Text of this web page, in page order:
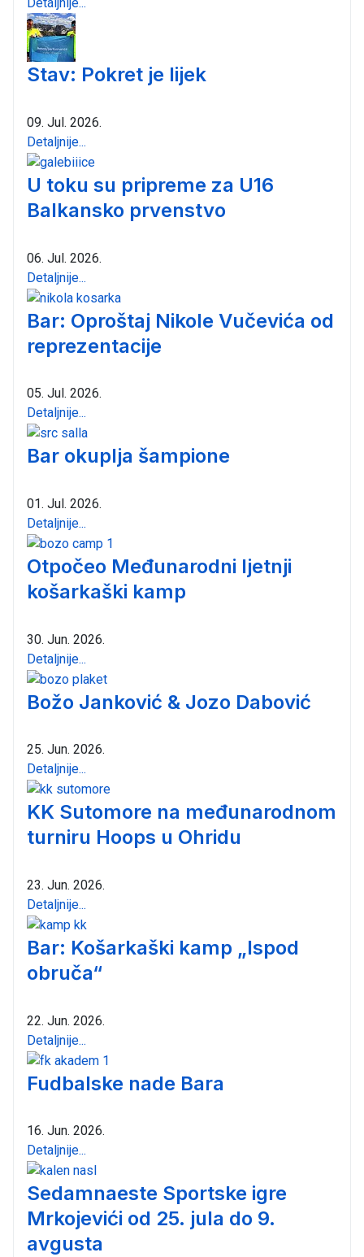
Stav: Pokret je lijek
09. Jul. 2026.
Detaljnije...
U toku su pripreme za U16
Balkansko prvenstvo
06. Jul. 2026.
Detaljnije...
Bar: Oproštaj Nikole Vučevića od
reprezentacije
05. Jul. 2026.
Detaljnije...
Bar okuplja šampione
01. Jul. 2026.
Detaljnije...
Otpočeo Međunarodni ljetnji
košarkaški kamp
30. Jun. 2026.
Detaljnije...
Božo Janković & Jozo Dabović
25. Jun. 2026.
Detaljnije...
KK Sutomore na međunarodnom
turniru Hoops u Ohridu
23. Jun. 2026.
Detaljnije...
Bar: Košarkaški kamp „Ispod
obruča“
22. Jun. 2026.
Detaljnije...
Fudbalske nade Bara
16. Jun. 2026.
Detaljnije...
Sedamnaeste Sportske igre
Mrkojevići od 25. jula do 9.
avgusta